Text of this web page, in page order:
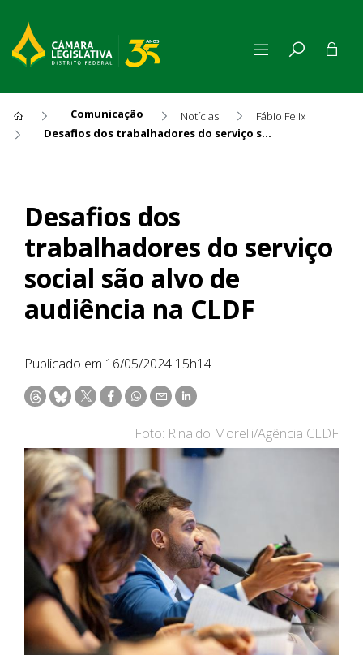
Comunicação Notícias
Fábio Felix
Desafios dos trabalhadores do serviço social são alvo de audiência na CLDF
Desafios dos
trabalhadores do serviço
social são alvo de
audiência na CLDF
Publicado em 16/05/2024 15h14
Foto: Rinaldo Morelli/Agência CLDF